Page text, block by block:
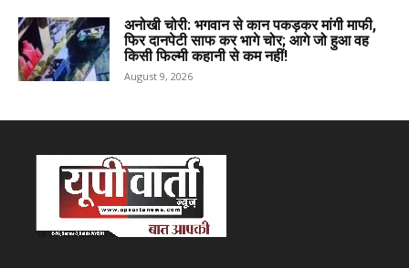
अनोखी चोरी: भगवान से कान पकड़कर मांगी माफी,
फिर दानपेटी साफ कर भागे चोर; आगे जो हुआ वह
किसी फिल्मी कहानी से कम नहीं!
August 9, 2026